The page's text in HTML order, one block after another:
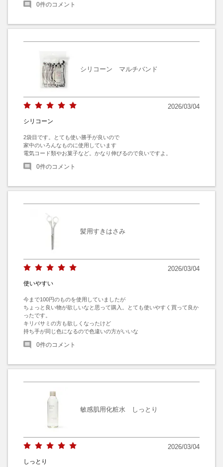
0件のコメント
シリコーン マルチバンド
2026/03/04
シリコーン
2袋目です。とても使い勝手が良いので
家中のいろんなものに使用しています
電気コード類やお菓子など。かなり伸びるので良いですよ。
0件のコメント
髪用すきはさみ
2026/03/04
使いやすい
今まで100円のものを使用していましたが
ちょっと良い物が欲しいなと思って購入。とても使いやすく買って良か
ったです。
キリバサミの方も欲しくなったけど
持ち手が同じ色になるので色違いの方がいいな
0件のコメント
敏感肌用化粧水 しっとり
2026/03/04
しっとり